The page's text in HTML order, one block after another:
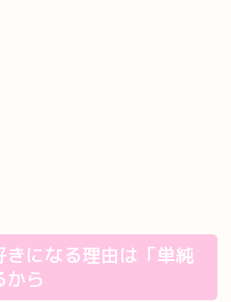
になる理由は「単純
ら